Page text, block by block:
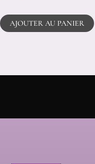
AJOUTER AU PANIER